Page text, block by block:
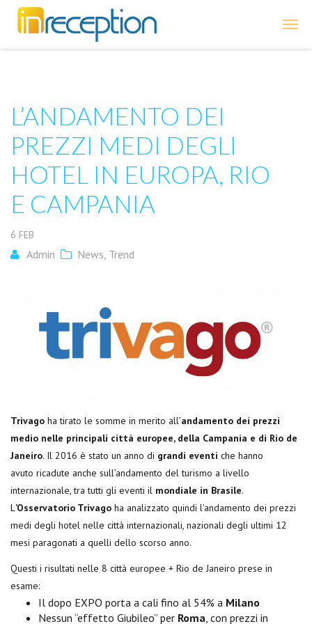
L’ANDAMENTO DEI
PREZZI MEDI DEGLI
HOTEL IN EUROPA, RIO
E CAMPANIA
6 FEB
Admin News, Trend
Trivago ha tirato le somme in merito all’andamento dei prezzi
medio nelle principali città europee, della Campania e di Rio de
Janeiro. Il 2016 è stato un anno di grandi eventi che hanno
avuto ricadute anche sull’andamento del turismo a livello
internazionale, tra tutti gli eventi il mondiale in Brasile.
L’Osservatorio Trivago ha analizzato quindi l’andamento dei prezzi
medi degli hotel nelle città internazionali, nazionali degli ultimi 12
mesi paragonati a quelli dello scorso anno.
Questi i risultati nelle 8 città europee + Rio de Janeiro prese in
esame:
Il dopo EXPO porta a cali fino al 54% a Milano
Nessun “effetto Giubileo” per Roma, con prezzi in